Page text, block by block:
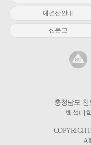
예결산안내
신문고
충청남도 천
백석대
All